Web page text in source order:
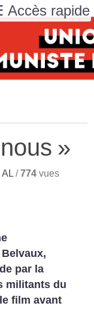
»
/774 vues
par la
militants du
film avant
Accès rapide